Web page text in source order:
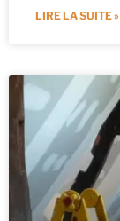
LIRE LA SUITE »